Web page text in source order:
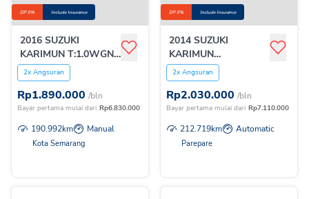
DP 0% Include Insurance
2016 SUZUKI
KARIMUN T:1.0WGNR
GL MT
2x Angsuran
Rp1.890.000 /bln
Bayar pertama mulai dari Rp6.830.000
190.992km Manual
Kota Semarang
DP 0% Include Insurance
2014 SUZUKI
KARIMUN
T:1.0WGNRGS AGS
2x Angsuran
Rp2.030.000 /bln
Bayar pertama mulai dari Rp7.110.000
212.719km Automatic
Parepare